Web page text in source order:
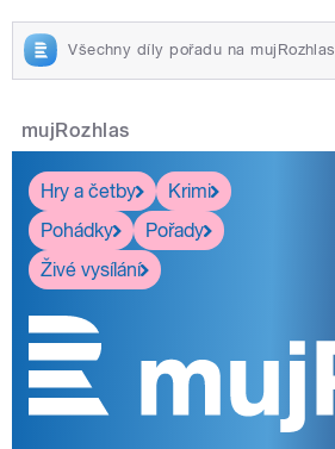
Všechny díly pořadu na mujRozhlas
mujRozhlas
Hry a četby
Krimi
Pohádky
Pořady
Živé vysílání